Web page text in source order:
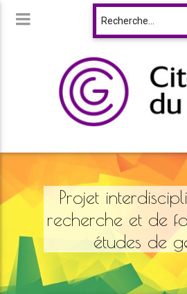
Projet
recherche et de
études de